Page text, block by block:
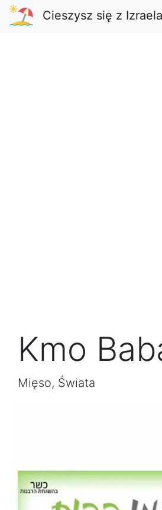
Cieszysz się z Izraela
Kmo
Mięso, Świata